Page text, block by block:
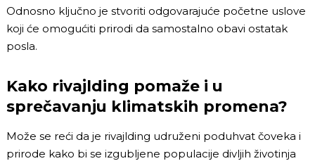
Odnosno ključno je stvoriti odgovarajuće početne uslove
koji će omogućiti prirodi da samostalno obavi ostatak
posla.
Kako rivajlding pomaže i u
sprečavanju klimatskih promena?
Može se reći da je rivajlding udruženi poduhvat čoveka i
prirode kako bi se izgubljene populacije divljih životinja